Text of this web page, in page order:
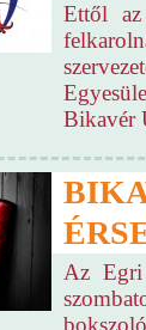
Ettől
Bikavér
Az Egri